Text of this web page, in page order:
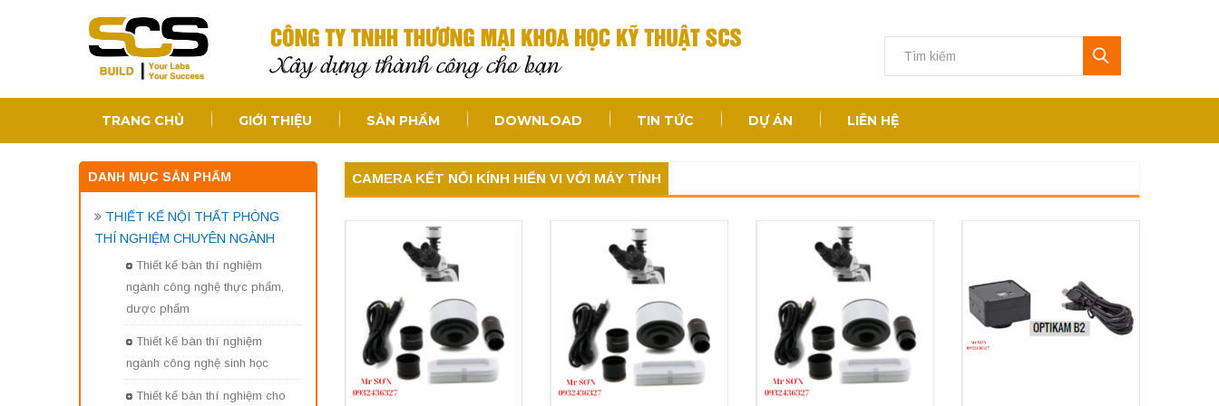
TRANG CHỦ GIỚI THIỆU SẢN PHẨM DOWNLOAD TIN TỨC DỰ ÁN LIÊN HỆ
DANH MỤC SẢN PHẨM
THIẾT KẾ NỘI THẤT PHÒNG
THÍ NGHIỆM CHUYÊN NGÀNH
Thiết kế bàn thí nghiệm
ngành công nghệ thực phẩm,
dược phẩm
Thiết kế bàn thí nghiệm
ngành công nghệ sinh học
Thiết kế bàn thí nghiệm cho
CAMERA KẾT NỐI KÍNH HIỂN VI VỚI MÁY TÍNH